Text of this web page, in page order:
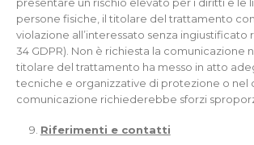
persone fisiche, il titolare del trattamento
violazione all’interessato senza ingiustificato
34 GDPR). Non è richiesta la comunicazione
titolare del trattamento ha messo in atto
tecniche e organizzative di protezione o nel
comunicazione richiederebbe sforzi
Riferimenti e contatti